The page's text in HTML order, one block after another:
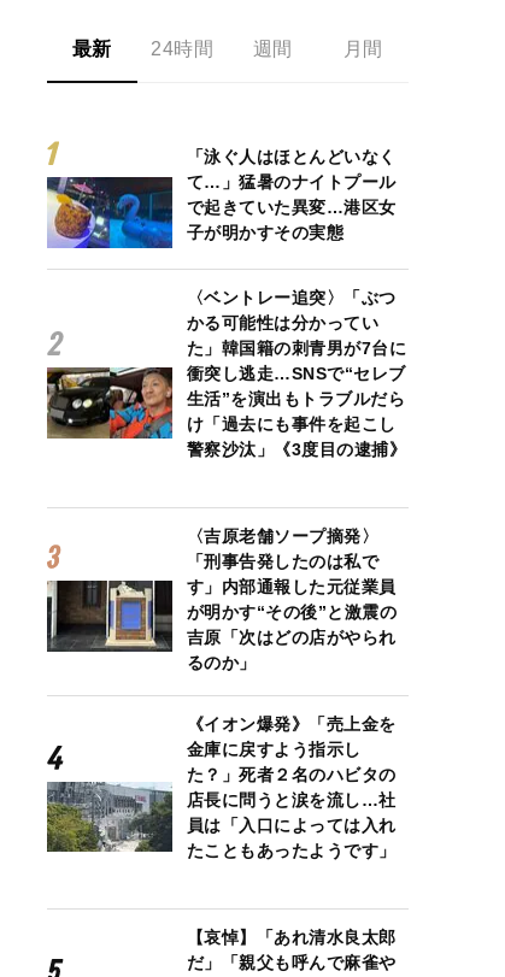
最新 24時間 週間 月間
「泳ぐ人はほとんどいなく
て…」猛暑のナイトプール
で起きていた異変…港区女
子が明かすその実態
〈ベントレー追突〉「ぶつ
かる可能性は分かってい
た」韓国籍の刺青男が7台に
衝突し逃走…SNSで“セレブ
生活”を演出もトラブルだら
け「過去にも事件を起こし
警察沙汰」《3度目の逮捕》
〈吉原老舗ソープ摘発〉
「刑事告発したのは私で
す」内部通報した元従業員
が明かす“その後”と激震の
吉原「次はどの店がやられ
るのか」
《イオン爆発》「売上金を
金庫に戻すよう指示し
た？」死者２名のハビタの
店長に問うと涙を流し…社
員は「入口によっては入れ
たこともあったようです」
【哀悼】「あれ清水良太郎
だ」「親父も呼んで麻雀や